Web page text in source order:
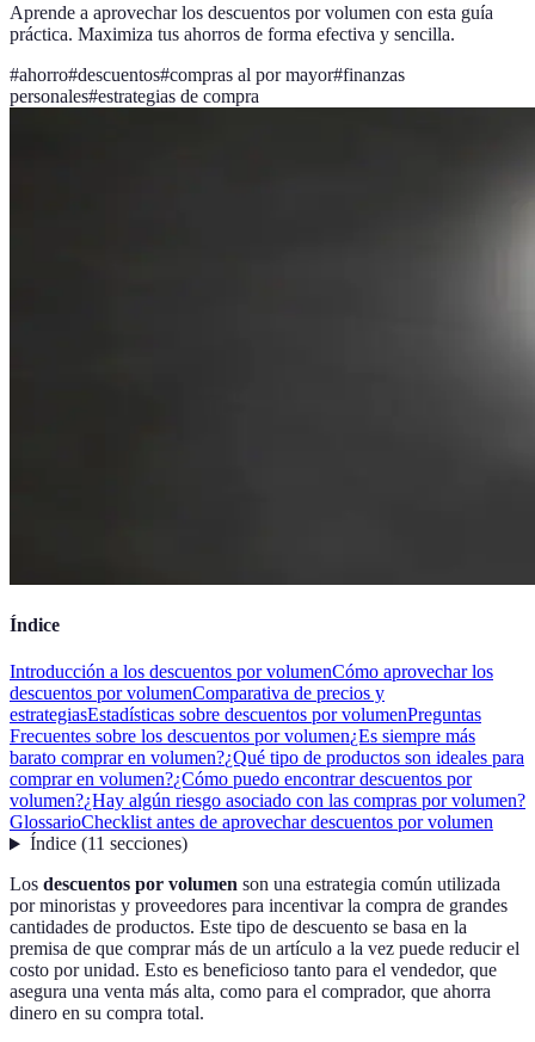
Aprende a aprovechar los descuentos por volumen con esta guía
práctica. Maximiza tus ahorros de forma efectiva y sencilla.
#ahorro#descuentos#compras al por mayor#finanzas
personales#estrategias de compra
Índice
Introducción a los descuentos por volumenCómo aprovechar los
descuentos por volumenComparativa de precios y
estrategiasEstadísticas sobre descuentos por volumenPreguntas
Frecuentes sobre los descuentos por volumen¿Es siempre más
barato comprar en volumen?¿Qué tipo de productos son ideales para
comprar en volumen?¿Cómo puedo encontrar descuentos por
volumen?¿Hay algún riesgo asociado con las compras por volumen?
GlossarioChecklist antes de aprovechar descuentos por volumen
Índice(11 secciones)
Los descuentos por volumen son una estrategia común utilizada
por minoristas y proveedores para incentivar la compra de grandes
cantidades de productos. Este tipo de descuento se basa en la
premisa de que comprar más de un artículo a la vez puede reducir el
costo por unidad. Esto es beneficioso tanto para el vendedor, que
asegura una venta más alta, como para el comprador, que ahorra
dinero en su compra total.